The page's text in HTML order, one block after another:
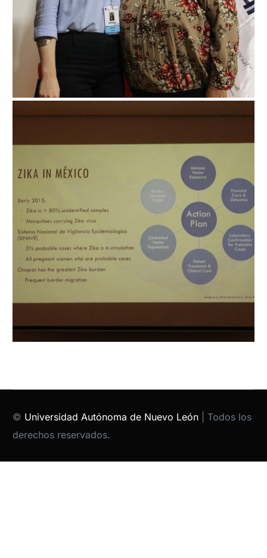
© Universidad Autónoma de Nuevo León | Todos los
derechos reservados.